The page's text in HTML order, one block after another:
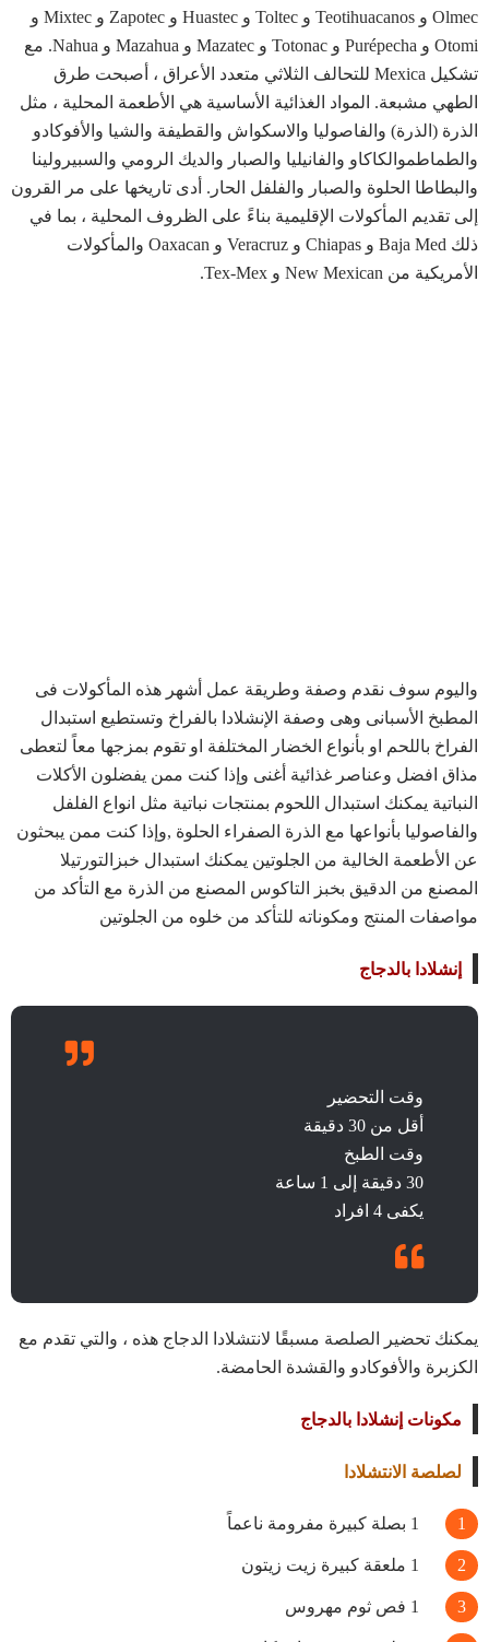
Olmec و Teotihuacanos و Toltec و Huastec و Zapotec و Mixtec و
Otomi و Purépecha و Totonac و Mazatec و Mazahua و Nahua. مع
تشكيل Mexica للتحالف الثلاثي متعدد الأعراق ، أصبحت طرق
الطهي مشبعة. المواد الغذائية الأساسية هي الأطعمة المحلية ، مثل
الذرة (الذرة) والفاصوليا والاسكواش والقطيفة والشيا والأفوكادو
والطماطموالكاكاو والفانيليا والصبار والديك الرومي والسبيرولينا
والبطاطا الحلوة والصبار والفلفل الحار. أدى تاريخها على مر القرون
إلى تقديم المأكولات الإقليمية بناءً على الظروف المحلية ، بما في
ذلك Baja Med و Chiapas و Veracruz و Oaxacan والمأكولات
الأمريكية من New Mexican و Tex-Mex.
واليوم سوف نقدم وصفة وطريقة عمل أشهر هذه المأكولات فى
المطبخ الأسبانى وهى وصفة الإنشلادا بالفراخ وتستطيع استبدال
الفراخ باللحم او بأنواع الخضار المختلفة او تقوم بمزجها معاً لتعطى
مذاق افضل وعناصر غذائية أغنى وإذا كنت ممن يفضلون الأكلات
النباتية يمكنك استبدال اللحوم بمنتجات نباتية مثل انواع الفلفل
والفاصوليا بأنواعها مع الذرة الصفراء الحلوة ,وإذا كنت ممن يبحثون
عن الأطعمة الخالية من الجلوتين يمكنك استبدال خبزالتورتيلا
المصنع من الدقيق بخبز التاكوس المصنع من الذرة مع التأكد من
مواصفات المنتج ومكوناته للتأكد من خلوه من الجلوتين
إنشلادا بالدجاج
وقت التحضير
أقل من 30 دقيقة
وقت الطبخ
30 دقيقة إلى 1 ساعة
يكفى 4 افراد
يمكنك تحضير الصلصة مسبقًا لانتشلادا الدجاج هذه ، والتي تقدم مع
الكزبرة والأفوكادو والقشدة الحامضة.
مكونات إنشلادا بالدجاج
لصلصة الانتشلادا